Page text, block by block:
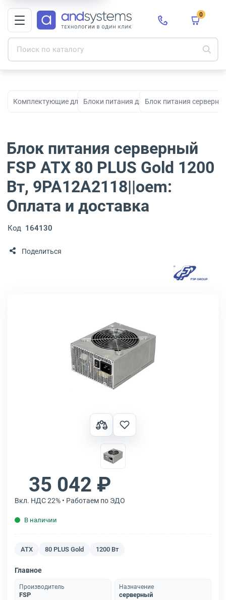
0
Комплектующие для ПК, сборки и модернизации
Блоки питания для компьютеров
Блок питания
Блок питания серверный
FSP ATX 80 PLUS Gold 1200
Вт, 9PA12A2118||oem:
Оплата и доставка
Код 164130
Поделиться
35 042 ₽
Вкл. НДС 22% • Работаем по ЭДО
В наличии
ATX 80 PLUS Gold 1200 Вт
Главное
Производитель
FSP
Назначение
серверный